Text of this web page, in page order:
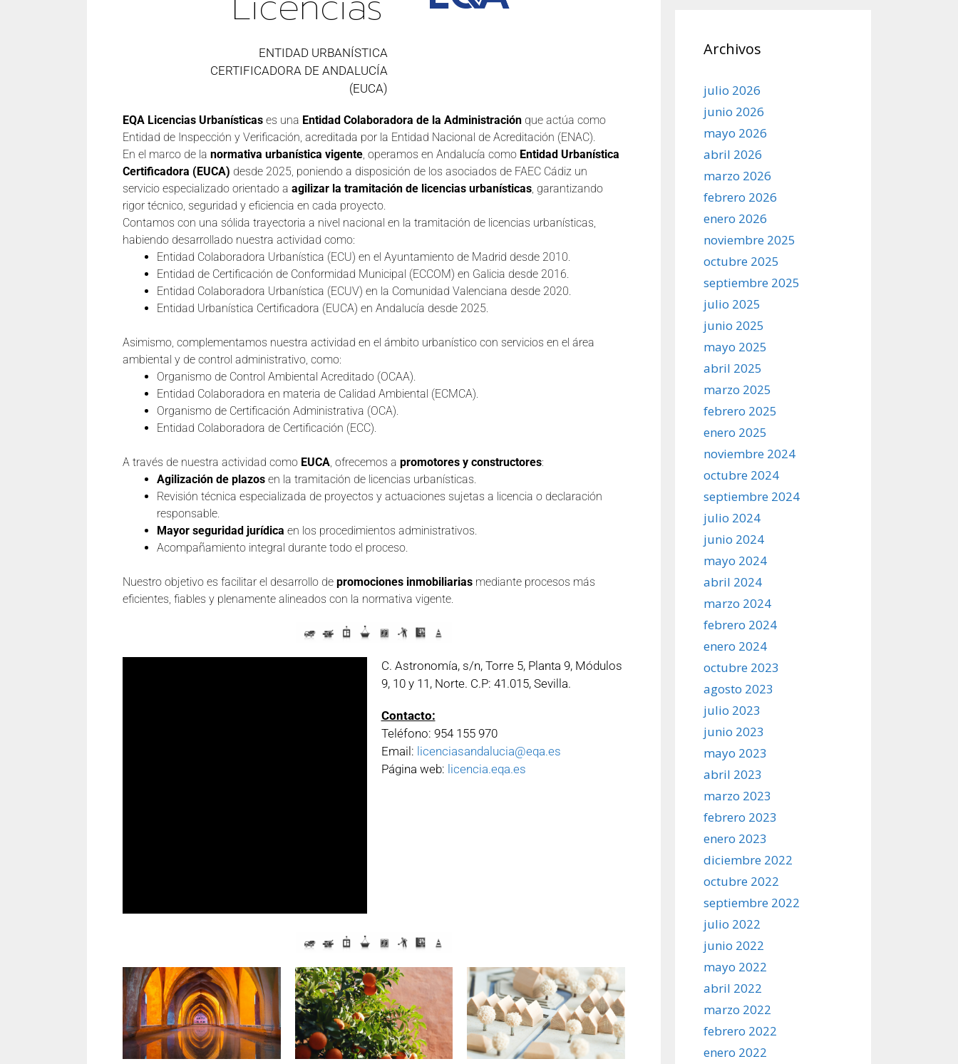
ENTIDAD URBANÍSTICA
CERTIFICADORA DE ANDALUCÍA
(EUCA)
EQA Licencias Urbanísticas es una Entidad Colaboradora de la Administración que actúa como
Entidad de Inspección y Verificación, acreditada por la Entidad Nacional de Acreditación (ENAC).
En el marco de la normativa urbanística vigente, operamos en Andalucía como Entidad Urbanística
Certificadora (EUCA) desde 2025, poniendo a disposición de los asociados de FAEC Cádiz un
servicio especializado orientado a agilizar la tramitación de licencias urbanísticas, garantizando
rigor técnico, seguridad y eficiencia en cada proyecto.
Contamos con una sólida trayectoria a nivel nacional en la tramitación de licencias urbanísticas,
habiendo desarrollado nuestra actividad como:
Entidad Colaboradora Urbanística (ECU) en el Ayuntamiento de Madrid desde 2010.
Entidad de Certificación de Conformidad Municipal (ECCOM) en Galicia desde 2016.
Entidad Colaboradora Urbanística (ECUV) en la Comunidad Valenciana desde 2020.
Entidad Urbanística Certificadora (EUCA) en Andalucía desde 2025.
Asimismo, complementamos nuestra actividad en el ámbito urbanístico con servicios en el área
ambiental y de control administrativo, como:
Organismo de Control Ambiental Acreditado (OCAA).
Entidad Colaboradora en materia de Calidad Ambiental (ECMCA).
Organismo de Certificación Administrativa (OCA).
Entidad Colaboradora de Certificación (ECC).
A través de nuestra actividad como EUCA, ofrecemos a promotores y constructores:
Agilización de plazos en la tramitación de licencias urbanísticas.
Revisión técnica especializada de proyectos y actuaciones sujetas a licencia o declaración
responsable.
Mayor seguridad jurídica en los procedimientos administrativos.
Acompañamiento integral durante todo el proceso.
Nuestro objetivo es facilitar el desarrollo de promociones inmobiliarias mediante procesos más
eficientes, fiables y plenamente alineados con la normativa vigente.
C. Astronomía, s/n, Torre 5, Planta 9, Módulos
9, 10 y 11, Norte. C.P: 41.015, Sevilla.
Contacto:
Teléfono: 954 155 970
Email: licenciasandalucia@eqa.es
Página web: licencia.eqa.es
Archivos
julio 2026
junio 2026
mayo 2026
abril 2026
marzo 2026
febrero 2026
enero 2026
noviembre 2025
octubre 2025
septiembre 2025
julio 2025
junio 2025
mayo 2025
abril 2025
marzo 2025
febrero 2025
enero 2025
noviembre 2024
octubre 2024
septiembre 2024
julio 2024
junio 2024
mayo 2024
abril 2024
marzo 2024
febrero 2024
enero 2024
octubre 2023
agosto 2023
julio 2023
junio 2023
mayo 2023
abril 2023
marzo 2023
febrero 2023
enero 2023
diciembre 2022
octubre 2022
septiembre 2022
julio 2022
junio 2022
mayo 2022
abril 2022
marzo 2022
febrero 2022
enero 2022